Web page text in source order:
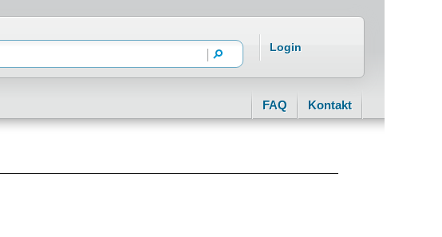
Login
FAQ Kontakt